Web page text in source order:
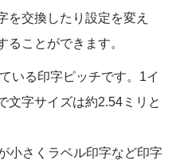
を交換したり設定を変え
ることができます。
いる印字ピッチです。1イ
文字サイズは約2.54ミリと
小さくラベル印字など印字